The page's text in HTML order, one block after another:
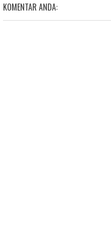
KOMENTAR ANDA: